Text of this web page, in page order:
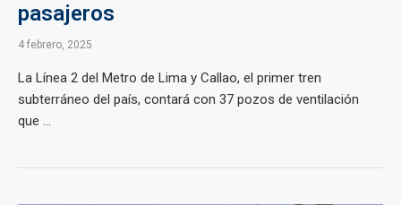
pasajeros
4 febrero, 2025
La Línea 2 del Metro de Lima y Callao, el primer tren
subterráneo del país, contará con 37 pozos de ventilación
que ...